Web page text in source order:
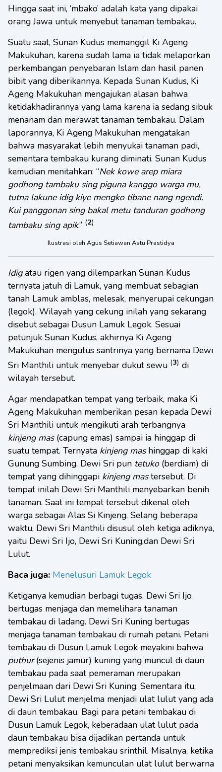
Hingga saat ini, ‘mbako’ adalah kata yang dipakai
orang Jawa untuk menyebut tanaman tembakau.
Suatu saat, Sunan Kudus memanggil Ki Ageng
Makukuhan, karena sudah lama ia tidak melaporkan
perkembangan penyebaran Islam dan hasil panen
bibit yang diberikannya. Kepada Sunan Kudus, Ki
Ageng Makukuhan mengajukan alasan bahwa
ketidakhadirannya yang lama karena ia sedang sibuk
menanam dan merawat tanaman tembakau. Dalam
laporannya, Ki Ageng Makukuhan mengatakan
bahwa masyarakat lebih menyukai tanaman padi,
sementara tembakau kurang diminati. Sunan Kudus
kemudian menitahkan: “Nek kowe arep miara
godhong tambaku sing piguna kanggo warga mu,
tutna lakune idig kiye mengko tibane nang ngendi.
Kui panggonan sing bakal metu tanduran godhong
tambaku sing apik.” (2)
Ilustrasi oleh Agus Setiawan Astu Prastidya
Idigatau rigen yang dilemparkan Sunan Kudus
ternyata jatuh di Lamuk, yang membuat sebagian
tanah Lamuk amblas, melesak, menyerupai cekungan
(legok). Wilayah yang cekung inilah yang sekarang
disebut sebagai Dusun Lamuk Legok. Sesuai
petunjuk Sunan Kudus, akhirnya Ki Ageng
Makukuhan mengutus santrinya yang bernama Dewi
Sri Manthili untuk menyebar dukut sewu (3) di
wilayah tersebut.
Agar mendapatkan tempat yang terbaik, maka Ki
Ageng Makukuhan memberikan pesan kepada Dewi
Sri Manthili untuk mengikuti arah terbangnya
kinjeng mas(capung emas) sampai ia hinggap di
suatu tempat. Ternyata kinjeng mashinggap di kaki
Gunung Sumbing. Dewi Sri pun tetuko(berdiam) di
tempat yang dihinggapi kinjeng mastersebut. Di
tempat inilah Dewi Sri Manthili menyebarkan benih
tanaman. Saat ini tempat tersebut dikenal oleh
warga sebagai Alas Si Kinjeng. Selang beberapa
waktu, Dewi Sri Manthili disusul oleh ketiga adiknya,
yaitu Dewi Sri Ijo, Dewi Sri Kuning,dan Dewi Sri
Lulut.
Baca juga: Menelusuri Lamuk Legok
Ketiganya kemudian berbagi tugas. Dewi Sri Ijo
bertugas menjaga dan memelihara tanaman
tembakau di ladang. Dewi Sri Kuning bertugas
menjaga tanaman tembakau di rumah petani. Petani
tembakau di Dusun Lamuk Legok meyakini bahwa
puthur(sejenis jamur) kuning yang muncul di daun
tembakau pada saat pemeraman merupakan
penjelmaan dari Dewi Sri Kuning. Sementara itu,
Dewi Sri Lulut menjelma menjadi ulat lulut yang ada
di daun tembakau. Bagi para petani tembakau di
Dusun Lamuk Legok, keberadaan ulat lulut pada
daun tembakau bisa dijadikan pertanda untuk
memprediksi jenis tembakau srinthil. Misalnya, ketika
petani menyaksikan kemunculan ulat lulut berwarna